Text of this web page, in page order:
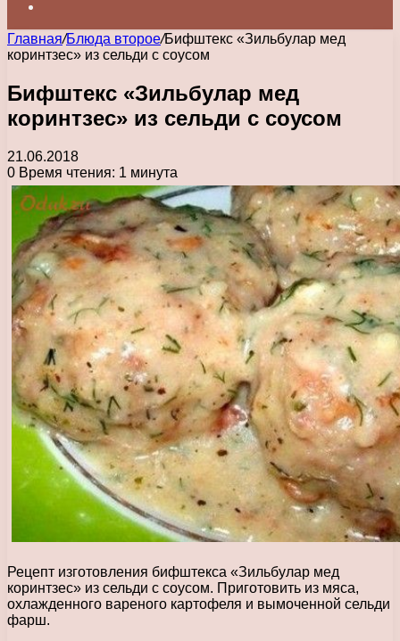
Главная/Блюда второе/Бифштекс «Зильбулар мед
коринтзес» из сельди с соусом
Бифштекс «Зильбулар мед
коринтзес» из сельди с соусом
21.06.2018
0 Время чтения: 1 минута
Рецепт изготовления бифштекса «Зильбулар мед
коринтзес» из сельди с соусом. Приготовить из мяса,
охлажденного вареного картофеля и вымоченной сельди
фарш.